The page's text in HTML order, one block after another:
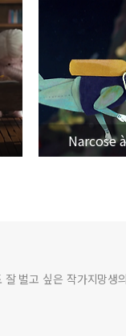
Narcose
벌고 싶은 작가지망생